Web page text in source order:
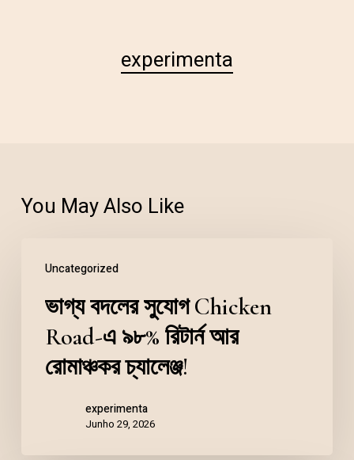
experimenta
You May Also Like
Uncategorized
ভাগ্য বদলের সুযোগ Chicken
Road-এ ৯৮% রিটার্ন আর
রোমাঞ্চকর চ্যালেঞ্জ!
experimenta
Junho 29, 2026